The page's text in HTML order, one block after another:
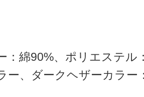
：綿90%、ポリエステル
ー、ダークヘザーカラー